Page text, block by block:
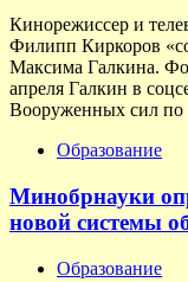
Кинорежиссер и
Филипп Киркоров
Максима Галкина.
апреля Галкин в
Вооруженных сил по
Образование
Минобрнауки
новой системы
Образование